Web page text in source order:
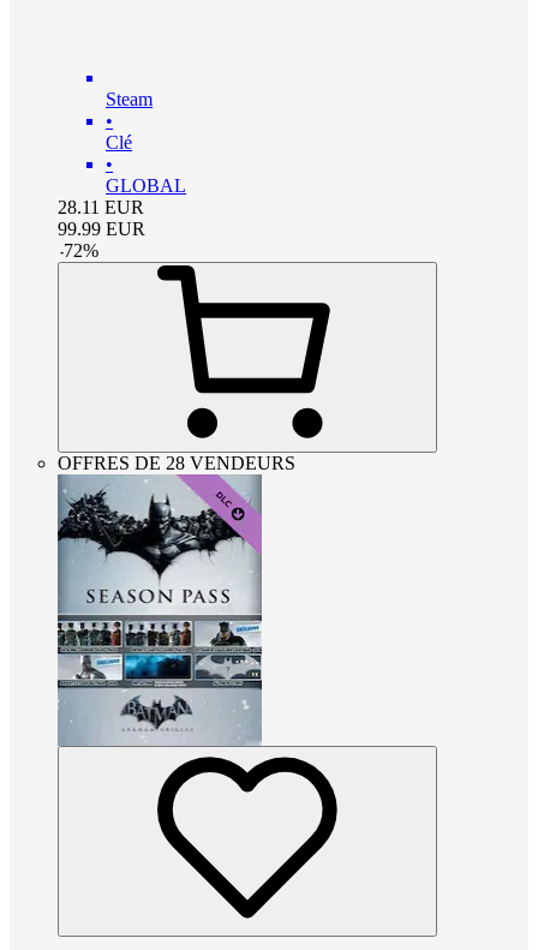
Steam
•
Clé
•
GLOBAL
28.11 EUR
99.99 EUR
-72%
OFFRES DE 28 VENDEURS